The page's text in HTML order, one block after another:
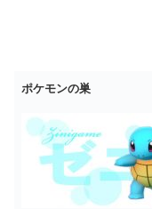
ポケモンの巣